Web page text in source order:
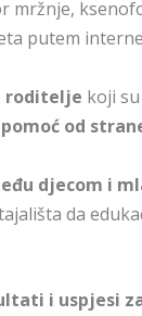
mržnje,
putem
roditelje koji
od
djecom i
da
i uspjesi